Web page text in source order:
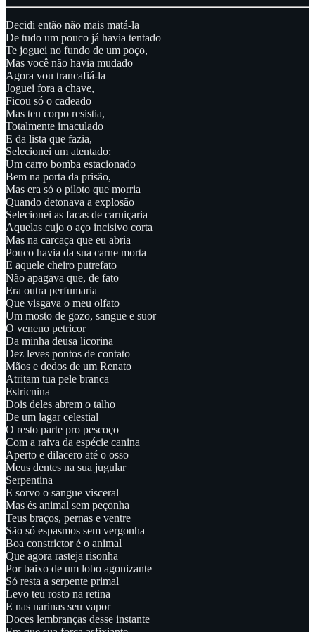
Decidi então não mais matá-la
De tudo um pouco já havia tentado
Te joguei no fundo de um poço,
Mas você não havia mudado
Agora vou trancafiá-la
Joguei fora a chave,
Ficou só o cadeado
Mas teu corpo resistia,
Totalmente imaculado
E da lista que fazia,
Selecionei um atentado:
Um carro bomba estacionado
Bem na porta da prisão,
Mas era só o piloto que morria
Quando detonava a explosão
Selecionei as facas de carniçaria
Aquelas cujo o aço incisivo corta
Mas na carcaça que eu abria
Pouco havia da sua carne morta
E aquele cheiro putrefato
Não apagava que, de fato
Era outra perfumaria
Que visgava o meu olfato
Um mosto de gozo, sangue e suor
O veneno petricor
Da minha deusa licorina
Dez leves pontos de contato
Mãos e dedos de um Renato
Atritam tua pele branca
Estricnina
Dois deles abrem o talho
De um lagar celestial
O resto parte pro pescoço
Com a raiva da espécie canina
Aperto e dilacero até o osso
Meus dentes na sua jugular
Serpentina
E sorvo o sangue visceral
Mas és animal sem peçonha
Teus braços, pernas e ventre
São só espasmos sem vergonha
Boa constrictor é o animal
Que agora rasteja risonha
Por baixo de um lobo agonizante
Só resta a serpente primal
Levo teu rosto na retina
E nas narinas seu vapor
Doces lembranças desse instante